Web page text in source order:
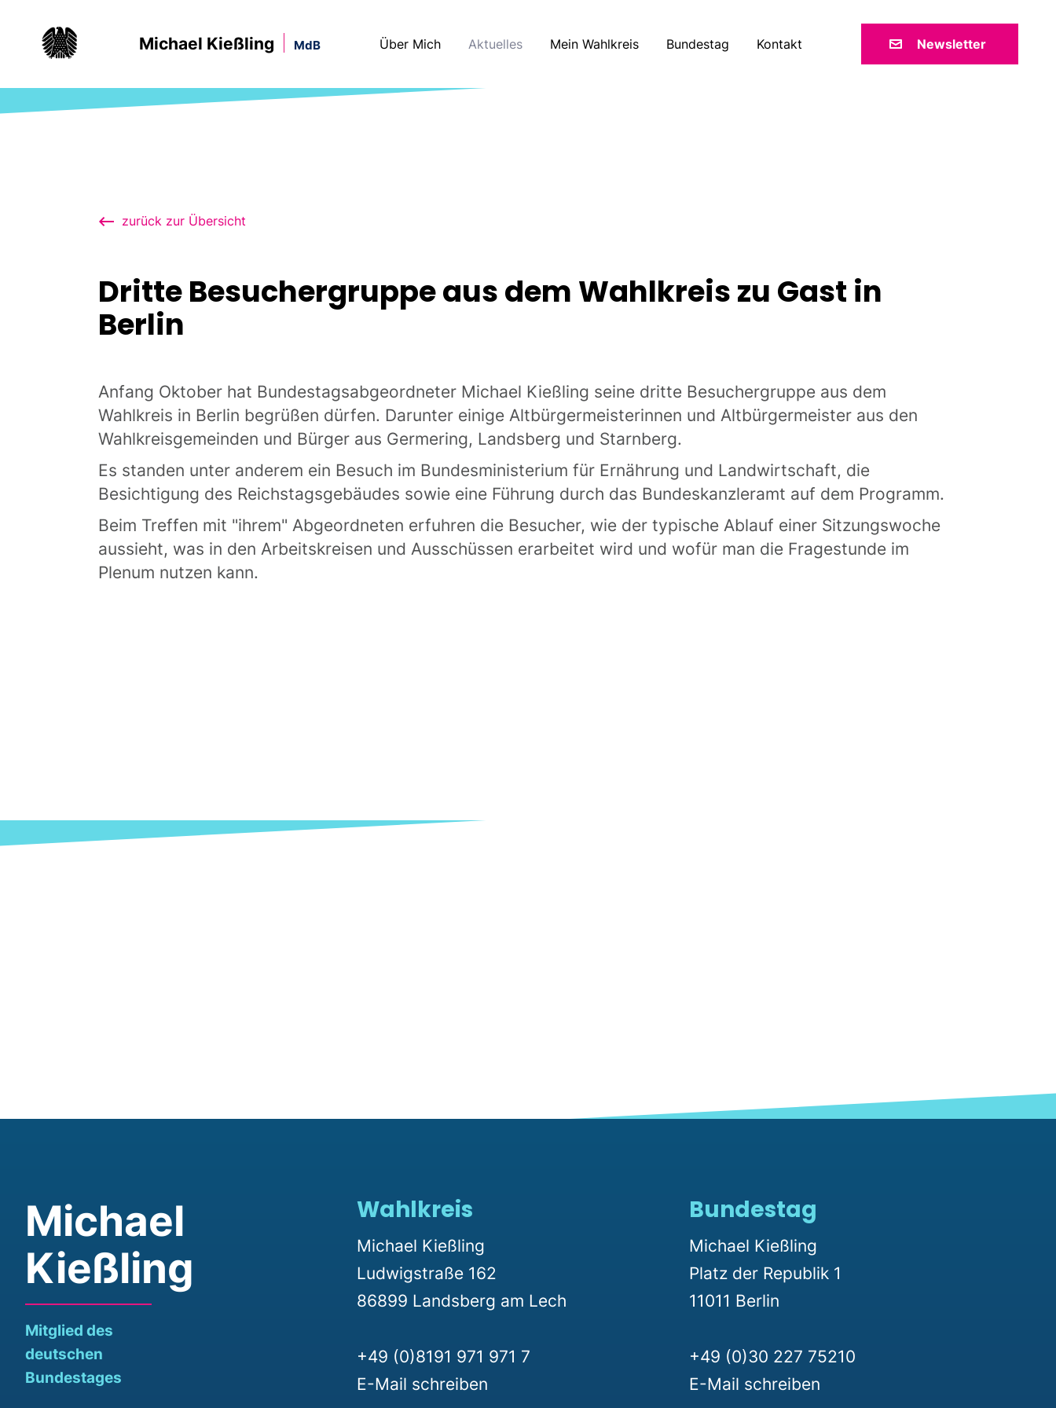
Michael Kießling MdB Über Mich Aktuelles Mein Wahlkreis Bundestag Kontakt Newsletter
zurück zur Übersicht
Dritte Besuchergruppe aus dem Wahlkreis zu Gast in
Berlin
Anfang Oktober hat Bundestagsabgeordneter Michael Kießling seine dritte Besuchergruppe aus dem
Wahlkreis in Berlin begrüßen dürfen. Darunter einige Altbürgermeisterinnen und Altbürgermeister aus den
Wahlkreisgemeinden und Bürger aus Germering, Landsberg und Starnberg.
Es standen unter anderem ein Besuch im Bundesministerium für Ernährung und Landwirtschaft, die
Besichtigung des Reichstagsgebäudes sowie eine Führung durch das Bundeskanzleramt auf dem Programm.
Beim Treffen mit "ihrem" Abgeordneten erfuhren die Besucher, wie der typische Ablauf einer Sitzungswoche
aussieht, was in den Arbeitskreisen und Ausschüssen erarbeitet wird und wofür man die Fragestunde im
Plenum nutzen kann.
Michael
Kießling
Mitglied des
deutschen
Bundestages
Wahlkreis
Michael Kießling
Ludwigstraße 162
86899 Landsberg am Lech
+49 (0)8191 971 971 7
E-Mail schreiben
Bundestag
Michael Kießling
Platz der Republik 1
11011 Berlin
+49 (0)30 227 75210
E-Mail schreiben